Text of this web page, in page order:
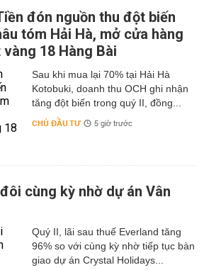
đón nguồn thu đột biến
tóm Hải Hà, mở cửa hàng
18 Hàng Bài
Sau khi mua lại 70% tại Hải Hà
Kotobuki, doanh thu OCH ghi nhận
tăng đột biến trong quý II, đồng...
CHỦ ĐẦU TƯ 5 giờ trước
cùng kỳ nhờ dự án Vân
Quý II, lãi sau thuế Everland tăng
96% so với cùng kỳ nhờ tiếp tục bàn
giao dự án Crystal Holidays...